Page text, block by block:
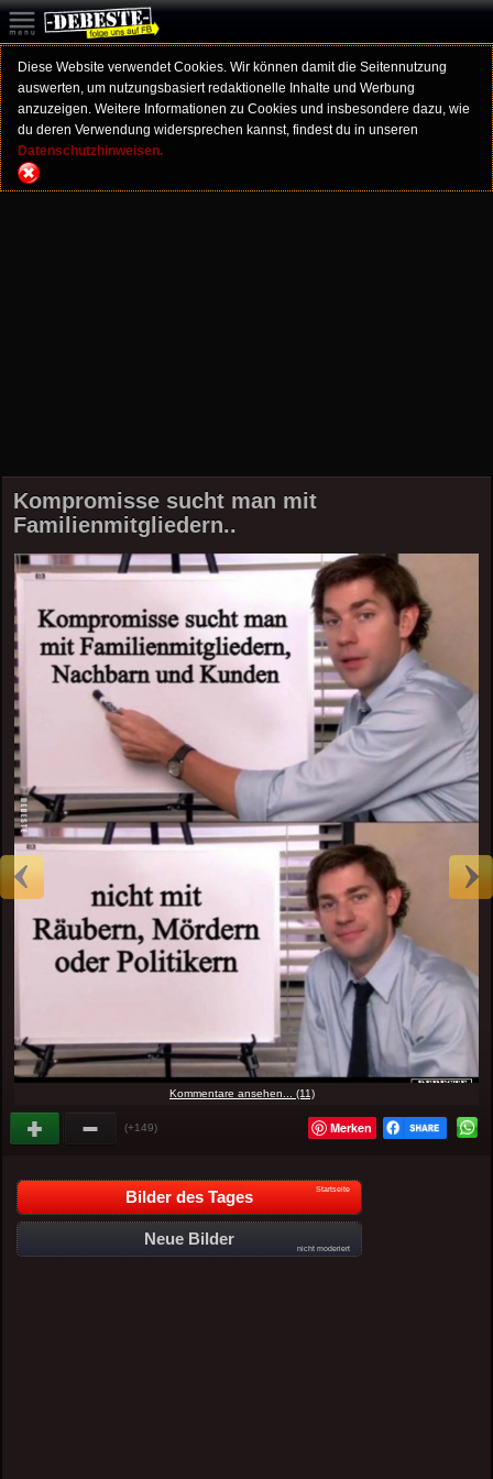
Diese Website verwendet Cookies. Wir können damit die Seitennutzung
auswerten, um nutzungsbasiert redaktionelle Inhalte und Werbung
anzuzeigen. Weitere Informationen zu Cookies und insbesondere dazu, wie
du deren Verwendung widersprechen kannst, findest du in unseren
Datenschutzhinweisen.
Kompromisse sucht man mit
Familienmitgliedern..
Kommentare ansehen... (11)
(+149) Merken
Bilder des Tages Startseite
Neue Bilder
nicht moderiert